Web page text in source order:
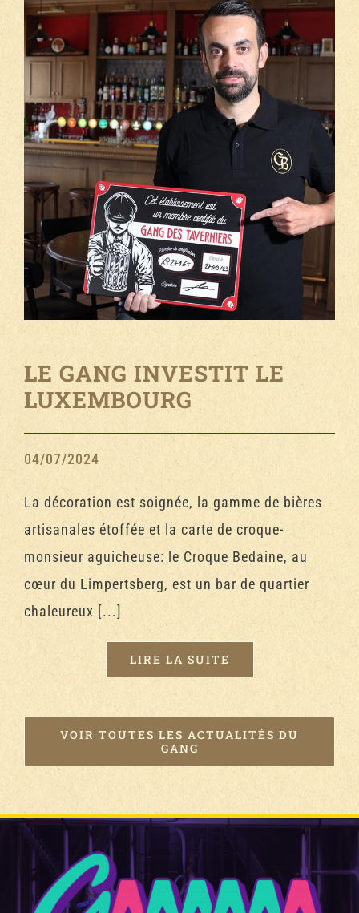
LE GANG INVESTIT LE
LUXEMBOURG
04/07/2024
La décoration est soignée, la gamme de bières
artisanales étoffée et la carte de croque-
monsieur aguicheuse: le Croque Bedaine, au
cœur du Limpertsberg, est un bar de quartier
chaleureux [...]
LIRE LA SUITE
VOIR TOUTES LES ACTUALITÉS DU
GANG